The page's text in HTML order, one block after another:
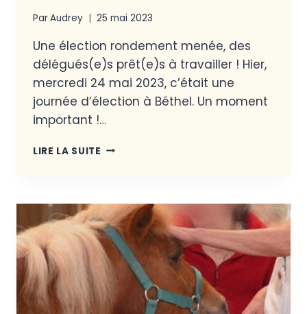
ParAudrey 25 mai 2023
Une élection rondement menée, des
délégués(e)s prêt(e)s à travailler ! Hier,
mercredi 24 mai 2023, c’était une
journée d’élection à Béthel. Un moment
important !…
LIRE LA SUITE